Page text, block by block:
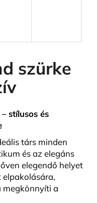
szürke
stílusos és
társ minden
és az elegáns
elegendő helyet
a